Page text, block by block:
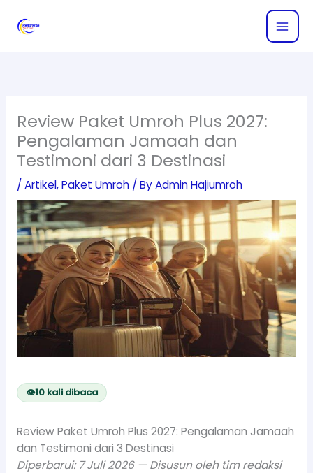
Review Paket Umroh Plus 2027:
Pengalaman Jamaah dan
Testimoni dari 3 Destinasi
/ Artikel,Paket Umroh/ ByAdmin Hajiumroh
👁10kali dibaca
Review Paket Umroh Plus 2027: Pengalaman Jamaah
dan Testimoni dari 3 Destinasi
Diperbarui: 7 Juli 2026 — Disusun oleh tim redaksi